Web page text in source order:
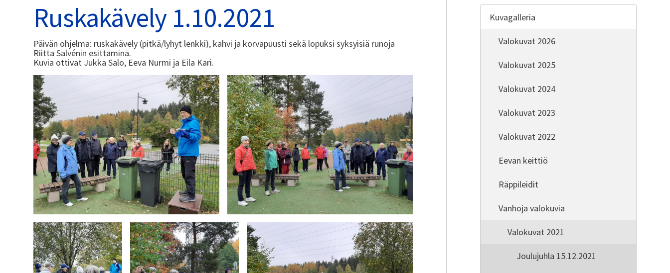
Ruskakävely 1.10.2021
Päivän ohjelma: ruskakävely (pitkä/lyhyt lenkki), kahvi ja korvapuusti sekä lopuksi syksyisiä runoja
Riitta Salvénin esittäminä.
Kuvia ottivat Jukka Salo, Eeva Nurmi ja Eila Kari.
Kuvagalleria
Valokuvat 2026
Valokuvat 2025
Valokuvat 2024
Valokuvat 2023
Valokuvat 2022
Eevan keittiö
Räppileidit
Vanhoja valokuvia
Valokuvat 2021
Joulujuhla 15.12.2021